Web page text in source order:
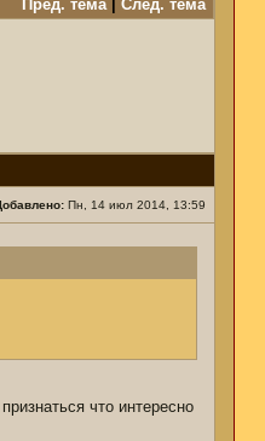
Пред. тема| След. тема
Пн, 14 июл 2014, 13:59
что интересно